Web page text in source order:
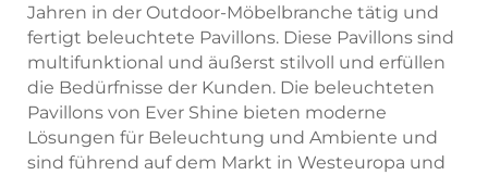
Jahren in der Outdoor-Möbelbranche tätig und
fertigt beleuchtete Pavillons. Diese Pavillons sind
multifunktional und äußerst stilvoll und erfüllen
die Bedürfnisse der Kunden. Die beleuchteten
Pavillons von Ever Shine bieten moderne
Lösungen für Beleuchtung und Ambiente und
sind führend auf dem Markt in Westeuropa und